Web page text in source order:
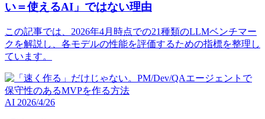
い＝使えるAI」ではない理由
この記事では、2026年4月時点での21種類のLLMベンチマー
クを解説し、各モデルの性能を評価するための指標を整理し
ています。
AI 2026/4/26